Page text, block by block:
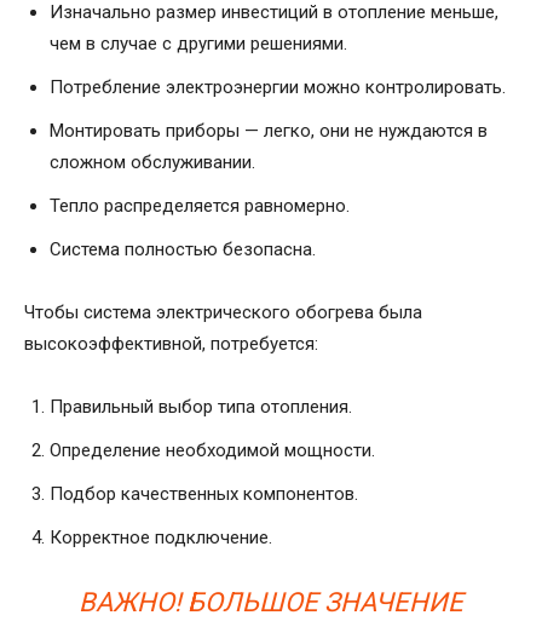
Изначально размер инвестиций в отопление меньше,
чем в случае с другими решениями.
Потребление электроэнергии можно контролировать.
Монтировать приборы — легко, они не нуждаются в
сложном обслуживании.
Тепло распределяется равномерно.
Система полностью безопасна.
Чтобы система электрического обогрева была
высокоэффективной, потребуется:
Правильный выбор типа отопления.
Определение необходимой мощности.
Подбор качественных компонентов.
Корректное подключение.
ВАЖНО! БОЛЬШОЕ ЗНАЧЕНИЕ